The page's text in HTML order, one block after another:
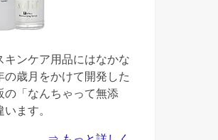
キンケア用品にはなかな
歳月をかけて開発した
の「なんちゃって無添
ます。